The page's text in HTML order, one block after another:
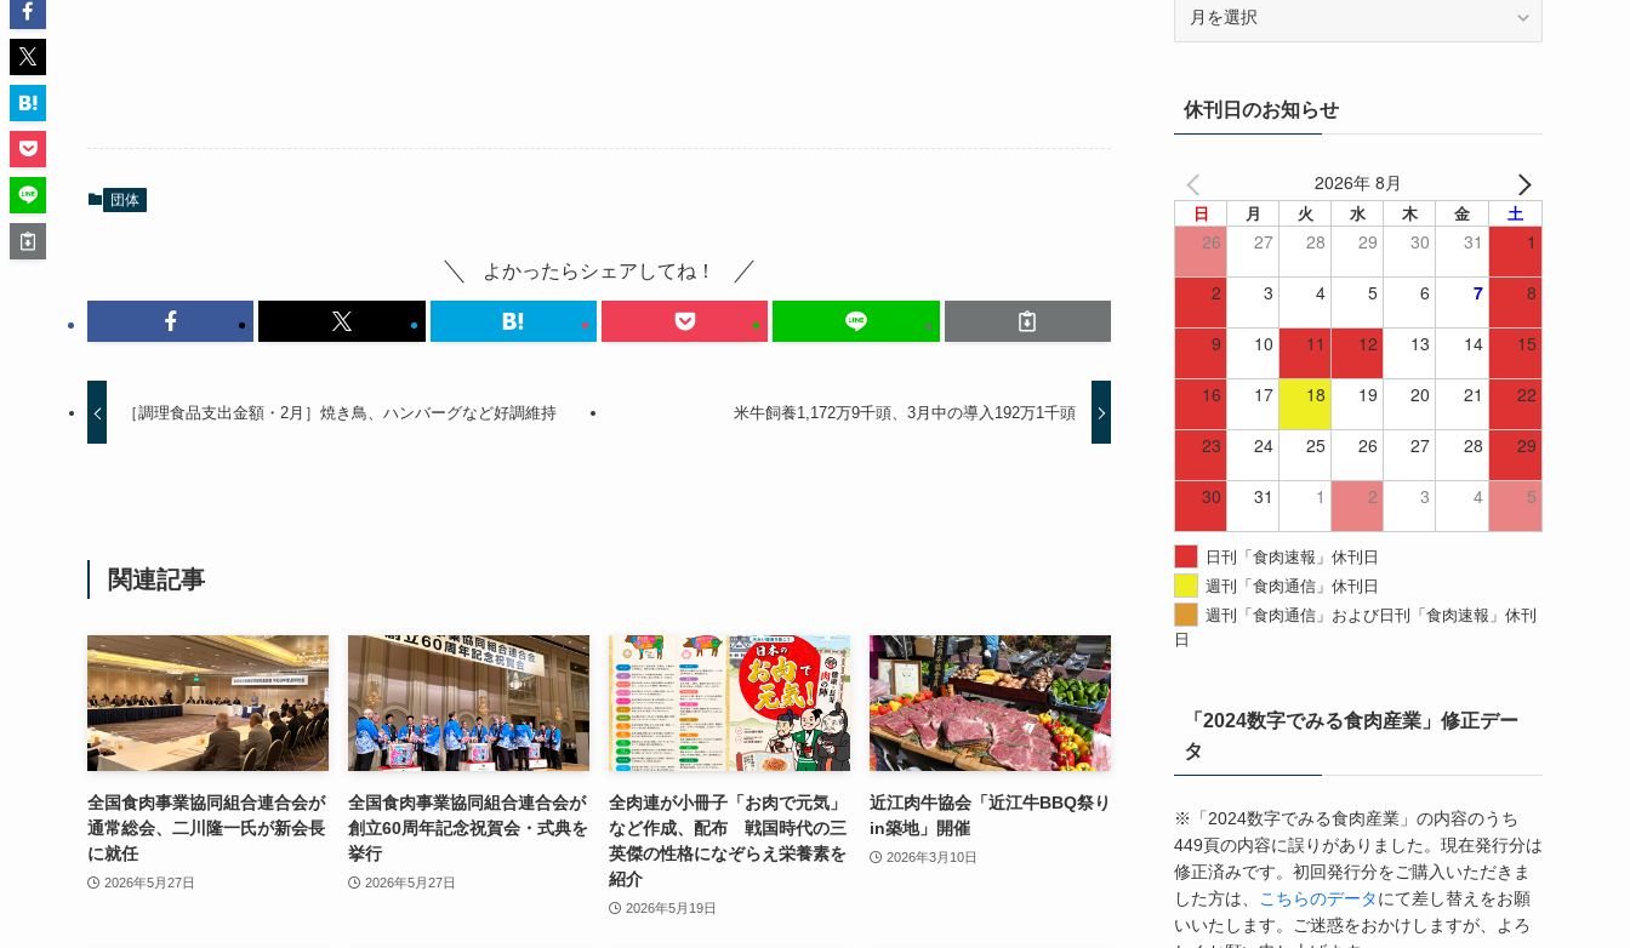
団体
よかったらシェアしてね！
［調理食品支出金額・2月］焼き鳥、ハンバーグなど好調維持 米牛飼養1,172万9千頭、3月中の導入192万1千頭
関連記事
全国食肉事業協同組合連合会が
通常総会、二川隆一氏が新会長
に就任
2026年5月27日
全国食肉事業協同組合連合会が
創立60周年記念祝賀会・式典を
挙行
2026年5月27日
全肉連が小冊子「お肉で元気」
など作成、配布 戦国時代の三
英傑の性格になぞらえ栄養素を
紹介
2026年5月19日
近江肉牛協会「近江牛BBQ祭り
in築地」開催
2026年3月10日
ブ休刊日のお知らせ
2026年 8月
日 月 火 水 木 金 土
26 27 28 29 30 31 1
2 3 4 5 6 7 8
9 10 11 12 13 14 15
16 17 18 19 20 21 22
23 24 25 26 27 28 29
30 31 1 2 3 4 5
日刊「食肉速報」休刊日
週刊「食肉通信」休刊日
週刊「食肉通信」および日刊「食肉速報」休刊
日
「2024数字でみる食肉産業」修正デー
タ
※「2024数字でみる食肉産業」の内容のうち
449頁の内容に誤りがありました。現在発行分は
修正済みです。初回発行分をご購入いただきま
した方は、
こちらのデータにて差し替えをお願
いいたします。ご迷惑をおかけしますが、よろ